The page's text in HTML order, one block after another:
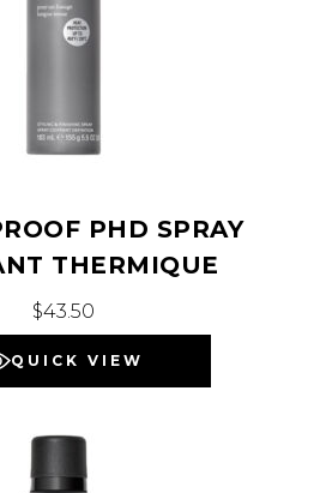
PHD SPRAY
THERMIQUE
$43.50
QUICK VIEW